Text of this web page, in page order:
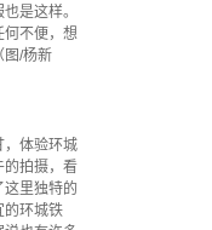
是这样。
不便，想
图/杨新
，体验环城
的拍摄，看
这里独特的
的环城铁